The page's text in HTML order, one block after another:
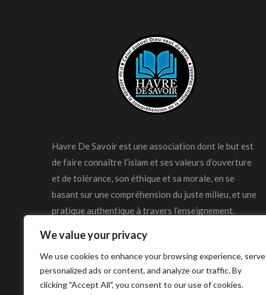
We value your privacy
We use cookies to enhance your browsing experience, serve
personalized ads or content, and analyze our traffic. By
clicking "Accept All", you consent to our use of cookies.
Havre De Savoir est une association dont le but est
de faire connaître l’islam et ses valeurs d’ouverture
et de tolérance, son éthique et sa morale, en se
basant sur une compréhension du juste milieu, et une
pratique authentique à travers l’enseignement.